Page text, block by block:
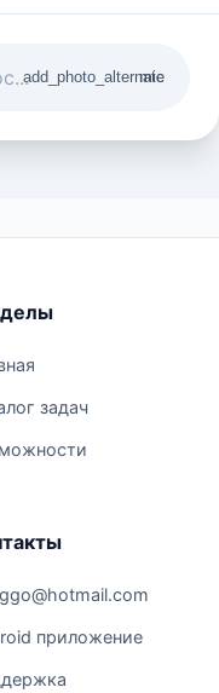
add_photo_alternate
mic
задач
приложение